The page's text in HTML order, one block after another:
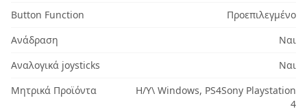
Button Function
Προεπιλεγμένο
Ανάδραση
Ναι
Αναλογικά joysticks
Ναι
Μητρικά Προϊόντα
Η/Υ\ Windows, PS4Sony Playstation
4